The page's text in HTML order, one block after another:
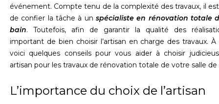
événement. Compte tenu de la complexité des travaux, il
de confier la tâche à un spécialiste en rénovation totale
bain. Toutefois, afin de garantir la qualité des
important de bien choisir l’artisan en charge des travaux. À
voici quelques conseils pour vous aider à choisir
artisan pour les travaux de rénovation totale de votre salle de
L’importance du choix de l’artisan